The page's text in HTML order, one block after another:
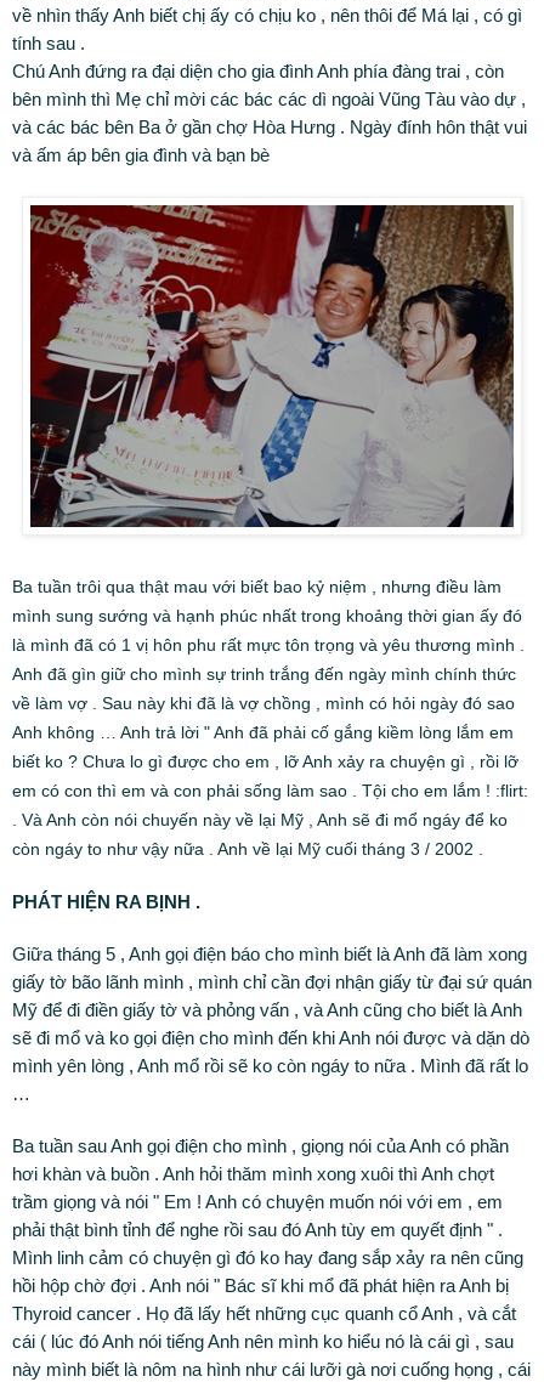
về nhìn thấy Anh biết chị ấy có chịu ko , nên thôi để Má lại , có gì
tính sau .
Chú Anh đứng ra đại diện cho gia đình Anh phía đàng trai , còn
bên mình thì Mẹ chỉ mời các bác các dì ngoài Vũng Tàu vào dự ,
và các bác bên Ba ở gần chợ Hòa Hưng . Ngày đính hôn thật vui
và ấm áp bên gia đình và bạn bè
Ba tuần trôi qua thật mau với biết bao kỷ niệm , nhưng điều làm
mình sung sướng và hạnh phúc nhất trong khoảng thời gian ấy đó
là mình đã có 1 vị hôn phu rất mực tôn trọng và yêu thương mình .
Anh đã gìn giữ cho mình sự trinh trắng đến ngày mình chính thức
về làm vợ . Sau này khi đã là vợ chồng , mình có hỏi ngày đó sao
Anh không … Anh trả lời " Anh đã phải cố gắng kiềm lòng lắm em
biết ko ? Chưa lo gì được cho em , lỡ Anh xảy ra chuyện gì , rồi lỡ
em có con thì em và con phải sống làm sao . Tội cho em lắm ! :flirt:
. Và Anh còn nói chuyến này về lại Mỹ , Anh sẽ đi mổ ngáy để ko
còn ngáy to như vậy nữa . Anh về lại Mỹ cuối tháng 3 / 2002 .
PHÁT HIỆN RA BỊNH .
Giữa tháng 5 , Anh gọi điện báo cho mình biết là Anh đã làm xong
giấy tờ bão lãnh mình , mình chỉ cần đợi nhận giấy từ đại sứ quán
Mỹ để đi điền giấy tờ và phỏng vấn , và Anh cũng cho biết là Anh
sẽ đi mổ và ko gọi điện cho mình đến khi Anh nói được và dặn dò
mình yên lòng , Anh mổ rồi sẽ ko còn ngáy to nữa . Mình đã rất lo
…
Ba tuần sau Anh gọi điện cho mình , giọng nói của Anh có phần
hơi khàn và buồn . Anh hỏi thăm mình xong xuôi thì Anh chợt
trầm giọng và nói " Em ! Anh có chuyện muốn nói với em , em
phải thật bình tỉnh để nghe rồi sau đó Anh tùy em quyết định " .
Mình linh cảm có chuyện gì đó ko hay đang sắp xảy ra nên cũng
hồi hộp chờ đợi . Anh nói " Bác sĩ khi mổ đã phát hiện ra Anh bị
Thyroid cancer . Họ đã lấy hết những cục quanh cổ Anh , và cắt
cái ( lúc đó Anh nói tiếng Anh nên mình ko hiểu nó là cái gì , sau
này mình biết là nôm na hình như cái lưỡi gà nơi cuống họng , cái